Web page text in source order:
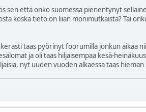
sen että onko suomessa pienentynyt
koska tieto on liian monimutkaista? Tai
taas pyörinyt foorumilla jonkun aikaa
ja oli taas hiljaisempaa kesä-
nyt uuden vuoden alkaessa taas